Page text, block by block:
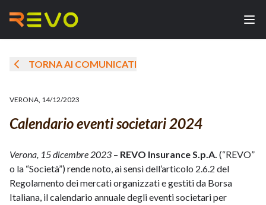
TORNA AI COMUNICATI
VERONA, 14/12/2023
Calendario eventi societari 2024
Verona, 15 dicembre 2023 – REVO Insurance S.p.A. (“REVO”
o la “Società”) rende noto, ai sensi dell’articolo 2.6.2 del
Regolamento dei mercati organizzati e gestiti da Borsa
Italiana, il calendario annuale degli eventi societari per